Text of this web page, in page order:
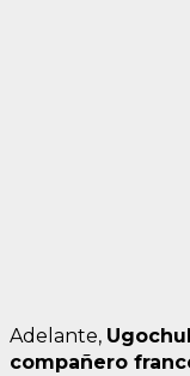
Adelante,
compañero